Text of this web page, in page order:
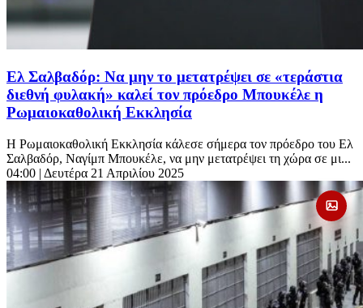
Ελ Σαλβαδόρ: Να μην το μετατρέψει σε «τεράστια
διεθνή φυλακή» καλεί τον πρόεδρο Μπουκέλε η
Ρωμαιοκαθολική Εκκλησία
Η Ρωμαιοκαθολική Εκκλησία κάλεσε σήμερα τον πρόεδρο του Ελ
Σαλβαδόρ, Ναγίμπ Μπουκέλε, να μην μετατρέψει τη χώρα σε μι...
04:00 | Δευτέρα 21 Απριλίου 2025